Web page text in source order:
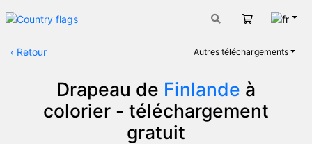
Panier
‹ Retour Autres téléchargements
Drapeau de Finlande à
colorier - téléchargement
gratuit